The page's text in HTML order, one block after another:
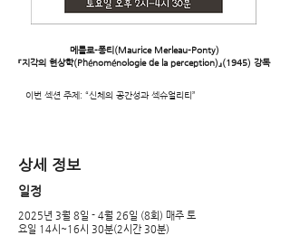
메를로-퐁티(Maurice Merleau-Ponty)
『지각의 현상학(Phénoménologie de la perception)』(1945) 강독
이번 섹션 주제: “신체의 공간성과 섹슈얼리티”
​상세 정보
​일정
2025년 3월 8일 - 4월 26일 (8회) 매주 토
요일 14시~16시 30분(2시간 30분)